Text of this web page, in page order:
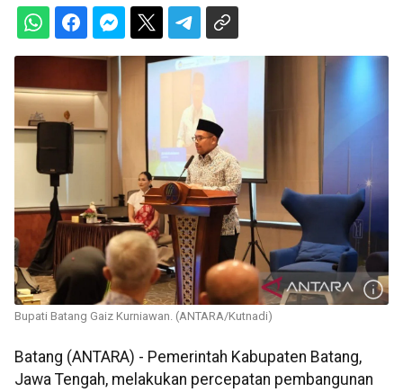
Bupati Batang Gaiz Kurniawan. (ANTARA/Kutnadi)
Batang (ANTARA) - Pemerintah Kabupaten Batang,
Jawa Tengah, melakukan percepatan pembangunan